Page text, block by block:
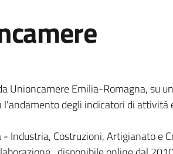
Unioncamere Emilia-Romagna, su
degli indicatori di attività
Costruzioni, Artigianato e